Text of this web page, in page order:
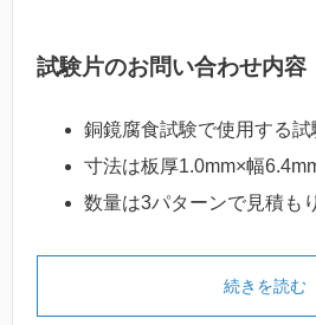
試験片のお問い合わせ内容
銅鏡腐食試験で使用する
寸法は板厚1.0mm×幅
数量は3パターンで見積も
続きを読む